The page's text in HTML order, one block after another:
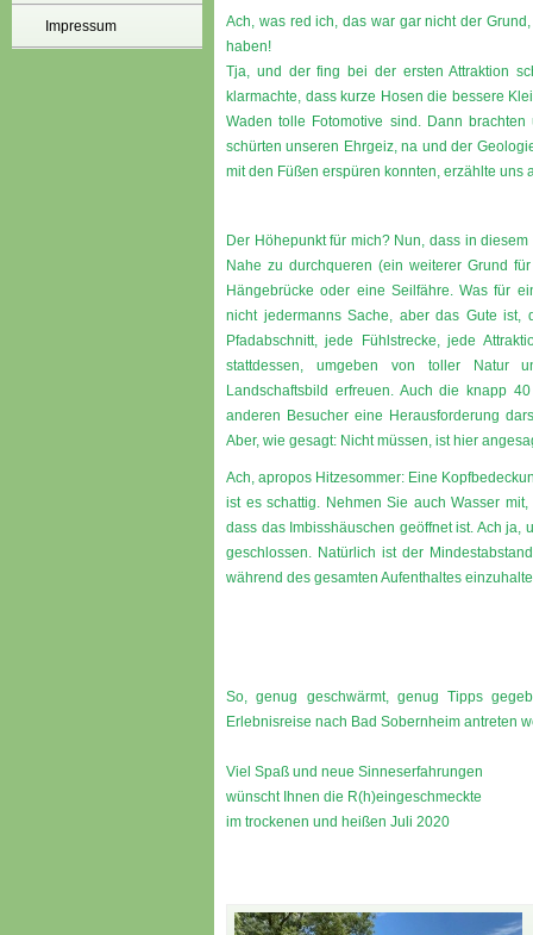
Impressum
Ach, was red ich, das war gar nicht der
haben!
Tja, und der fing bei der ersten Attraktion
klarmachte, dass kurze Hosen die bessere
Waden tolle Fotomotive sind. Dann
schürten unseren Ehrgeiz, na und der
mit den Füßen erspüren konnten, erzählte
Der Höhepunkt für mich? Nun, dass in
Nahe zu durchqueren (ein weiterer Grund
Hängebrücke oder eine Seilfähre. Was für
nicht jedermanns Sache, aber das Gute
Pfadabschnitt, jede Fühlstrecke, jede
stattdessen, umgeben von toller Natur
Landschaftsbild erfreuen. Auch die knapp
anderen Besucher eine Herausforderung
Aber, wie gesagt: Nicht müssen, ist hier
Ach, apropos Hitzesommer: Eine
ist es schattig. Nehmen Sie auch Wasser
dass das Imbisshäuschen geöffnet ist. Ach
geschlossen. Natürlich ist der
während des gesamten Aufenthaltes
So, genug geschwärmt, genug Tipps
Erlebnisreise nach Bad Sobernheim antreten
Viel Spaß und neue Sinneserfahrungen
wünscht Ihnen die R(h)eingeschmeckte
im trockenen und heißen Juli 2020